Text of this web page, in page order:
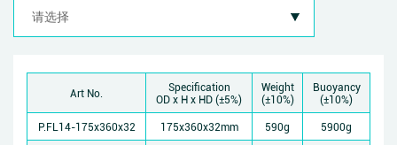
Art No.
Specification
OD x H x HD (±5%)
Weight
(±10%)
Buoyancy
(±10%)
P.FL14-175x360x32
175x360x32mm 590g
5900g